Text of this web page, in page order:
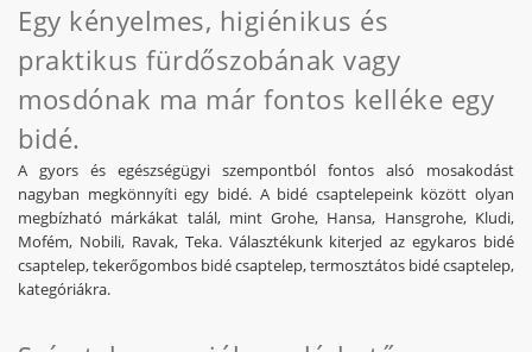
Egy kényelmes, higiénikus és
praktikus fürdőszobának vagy
mosdónak ma már fontos kelléke egy
bidé.
A gyors és egészségügyi szempontból fontos alsó mosakodást
nagyban megkönnyíti egy bidé. A bidé csaptelepeink között olyan
megbízható márkákat talál, mint Grohe, Hansa, Hansgrohe, Kludi,
Mofém, Nobili, Ravak, Teka. Választékunk kiterjed az egykaros bidé
csaptelep, tekerőgombos bidé csaptelep, termosztátos bidé csaptelep,
kategóriákra.